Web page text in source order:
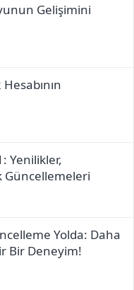
Gelişimini
Yenilikler,
Güncellemeleri
Yolda: Daha
Bir Deneyim!